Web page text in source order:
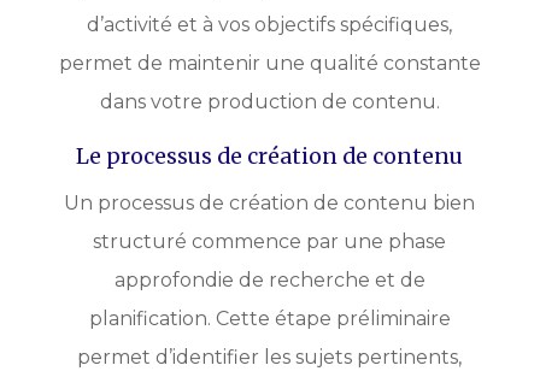
d’activité et à vos objectifs spécifiques,
permet de maintenir une qualité constante
dans votre production de contenu.
Le processus de création de contenu
Un processus de création de contenu bien
structuré commence par une phase
approfondie de recherche et de
planification. Cette étape préliminaire
permet d’identifier les sujets pertinents,